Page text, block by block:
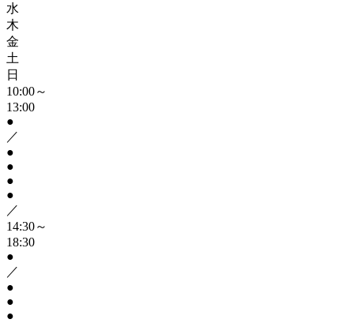
水
木
金
土
日
10:00～
13:00
●
／
●
●
●
●
／
14:30～
18:30
●
／
●
●
●